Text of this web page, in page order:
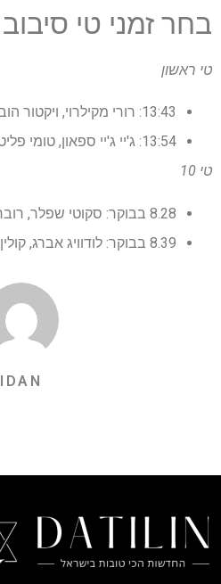
בחר זמני טי סיבוב 1
טי ראשון
13:43: רורי מקילרוי, ויקטור הובלנד, קסנדר שאופלה
13:54: ג'יי ג'יי ספאון, טומי פליטווד, קונור סימה
טי 10
8.28 בבוקר: סקוטי שפלר, רוברט מקינטייר, אדם סקוט
8.39 בבוקר: לודוויג אברג, קולין מוריקאווה, מרטין קוברה
IDAN